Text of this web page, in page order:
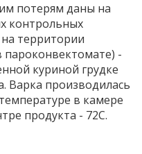
потерям даны на
контрольных
территории
пароконвектомате) -
куриной грудке
Варка производилась
в камере
продукта - 72С.